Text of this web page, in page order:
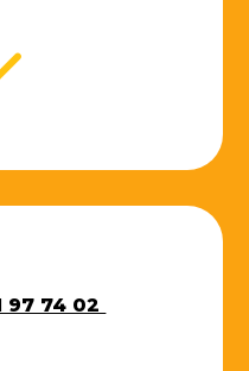
97 74 02